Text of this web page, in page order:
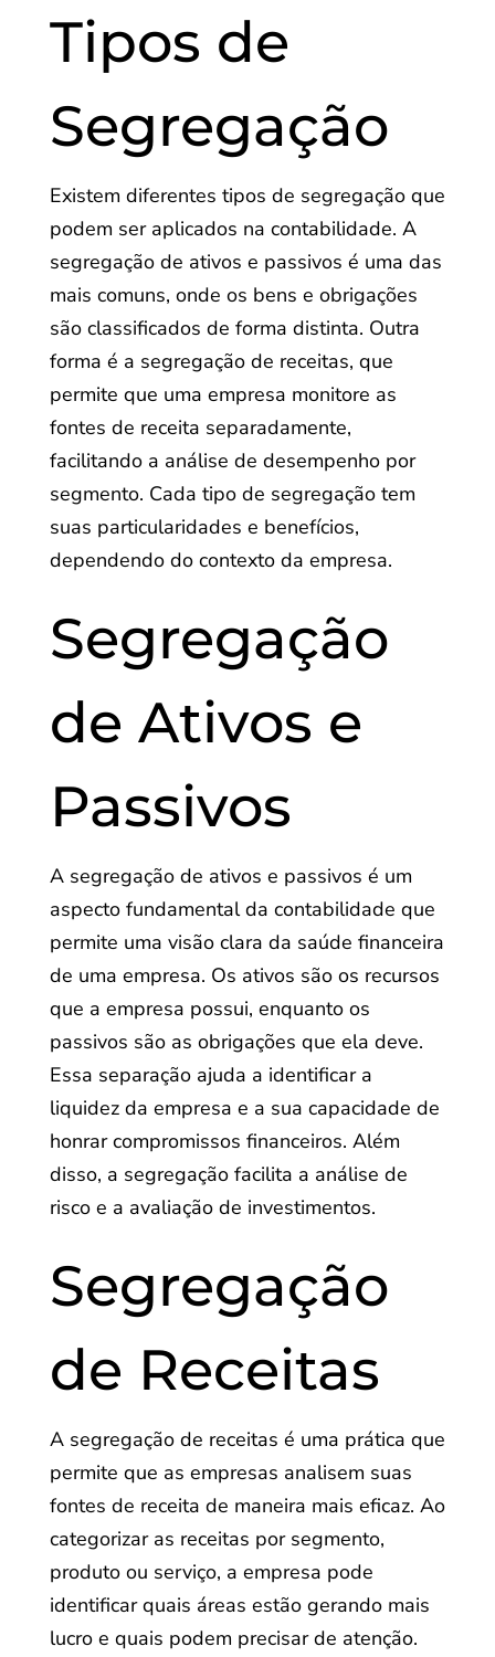
Tipos de
Segregação
Existem diferentes tipos de segregação que
podem ser aplicados na contabilidade. A
segregação de ativos e passivos é uma das
mais comuns, onde os bens e obrigações
são classificados de forma distinta. Outra
forma é a segregação de receitas, que
permite que uma empresa monitore as
fontes de receita separadamente,
facilitando a análise de desempenho por
segmento. Cada tipo de segregação tem
suas particularidades e benefícios,
dependendo do contexto da empresa.
Segregação
de Ativos e
Passivos
A segregação de ativos e passivos é um
aspecto fundamental da contabilidade que
permite uma visão clara da saúde financeira
de uma empresa. Os ativos são os recursos
que a empresa possui, enquanto os
passivos são as obrigações que ela deve.
Essa separação ajuda a identificar a
liquidez da empresa e a sua capacidade de
honrar compromissos financeiros. Além
disso, a segregação facilita a análise de
risco e a avaliação de investimentos.
Segregação
de Receitas
A segregação de receitas é uma prática que
permite que as empresas analisem suas
fontes de receita de maneira mais eficaz. Ao
categorizar as receitas por segmento,
produto ou serviço, a empresa pode
identificar quais áreas estão gerando mais
lucro e quais podem precisar de atenção.